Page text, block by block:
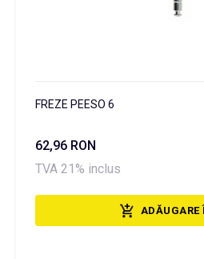
FREZE PEESO 6
62,96 RON
TVA 21% inclus
ADĂUGARE